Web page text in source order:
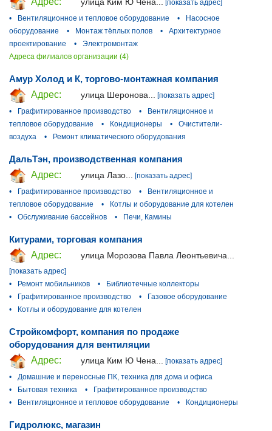
улица Ким Ю Чена... [показать адрес]
•
Вентиляционное и тепловое оборудование •
Насосное
оборудование
• Монтаж тёплых полов •
Архитектурное
проектирование
•
Электромонтаж
Адреса филиалов организации (4)
Амур Холод и К, торгово-монтажная компания
Адрес:
улица Шеронова...
[показать адрес]
•
Графитированное производство •
Вентиляционное и
тепловое оборудование
• Кондиционеры •
Очистители-
воздуха
• Ремонт климатического оборудования
ДальТэн, производственная компания
Адрес:
улица Лазо...
[показать адрес]
•
Графитированное производство •
Вентиляционное и
тепловое оборудование
•
Котлы и оборудование для котелен
•
Обслуживание бассейнов • Печи, Камины
Китурами, торговая компания
Адрес:
улица Морозова Павла Леонтьевича...
[показать адрес]
•
Ремонт мобильников •
Библиотечные коллекторы
•
Графитированное производство •
Газовое оборудование
•
Котлы и оборудование для котелен
Стройкомфорт, компания по продаже
оборудования для вентиляции
Адрес:
улица Ким Ю Чена... [показать адрес]
•
Домашние и переносные ПК, техника для дома и офиса
•
Бытовая техника •
Графитированное производство
•
Вентиляционное и тепловое оборудование • Кондиционеры
Гидролюкс, магазин